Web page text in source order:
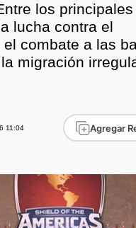
los
lucha contra el
combate a las
migración
11:04 Agregar